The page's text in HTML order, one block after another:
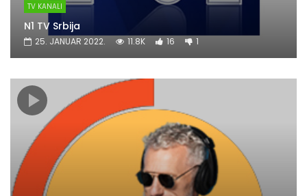
TV KANALI
N1 TV Srbija
25. JANUAR 2022. 11.8K 16 1